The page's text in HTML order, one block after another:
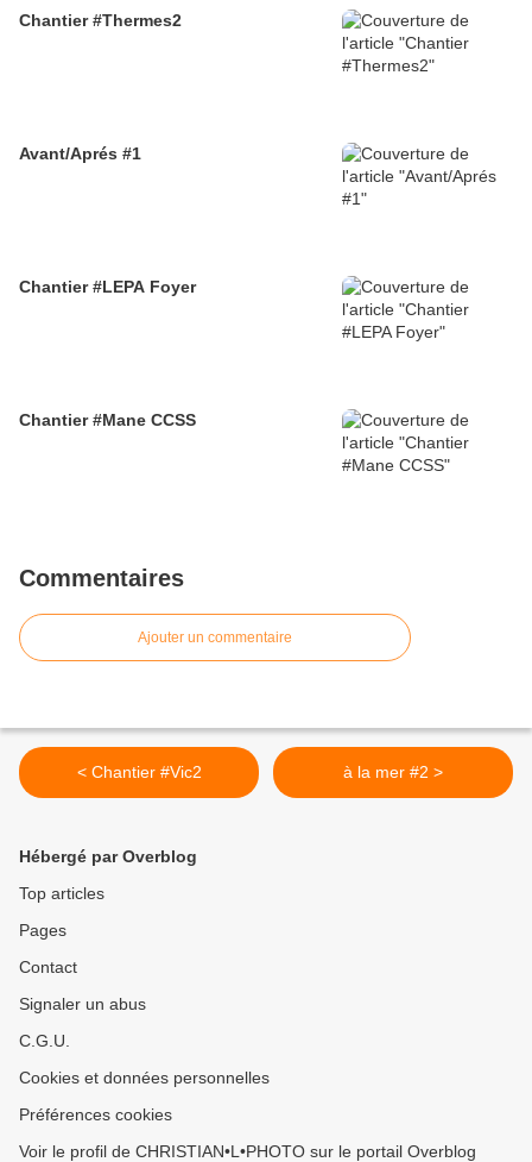
Chantier #Thermes2
Avant/Aprés #1
Chantier #LEPA Foyer
Chantier #Mane CCSS
Commentaires
Ajouter un commentaire
< Chantier #Vic2 à la mer #2 >
Hébergé par Overblog
Top articles
Pages
Contact
Signaler un abus
C.G.U.
Cookies et données personnelles
Préférences cookies
Voir le profil de CHRISTIAN•L•PHOTO sur le portail Overblog